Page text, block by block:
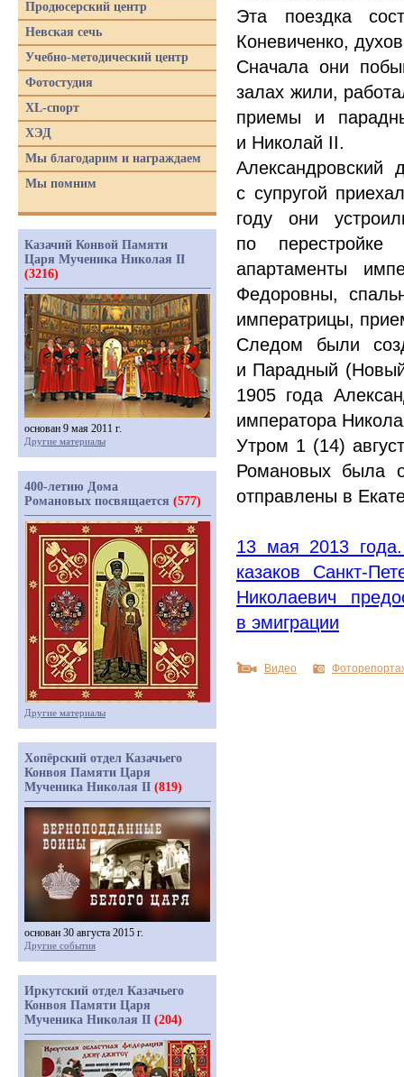
Эта поездка
Коневиченко,
Сначала они
залах жили,
приемы и
и Николай II.
с супругой
году они
по
апартаменты
Федоровны,
императрицы,
Следом были
и Парадный (
1905 года
императора
Утром 1 (14)
Романовых была
отправлены в
13 мая 2013
казаков Санкт-
Николаевич
в эмиграции
Видео
Продюсерский центр
Невская сечь
Учебно-методический центр
Фотостудия
XL-спорт
ХЭД
Мы благодарим и награждаем
Мы помним
Казачий Конвой Памяти
Царя Мученика Николая II
(3216)
основан 9 мая 2011 г.
Другие материалы
400-летию Дома
Романовых посвящается (577)
Другие материалы
Хопёрский отдел Казачьего
Конвоя Памяти Царя
Мученика Николая II (819)
основан 30 августа 2015 г.
Другие события
Иркутский отдел Казачьего
Конвоя Памяти Царя
Мученика Николая II (204)